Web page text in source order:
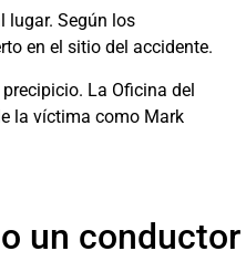
lugar. Según los
en el sitio del accidente.
La Oficina del
la víctima como Mark
un conductor